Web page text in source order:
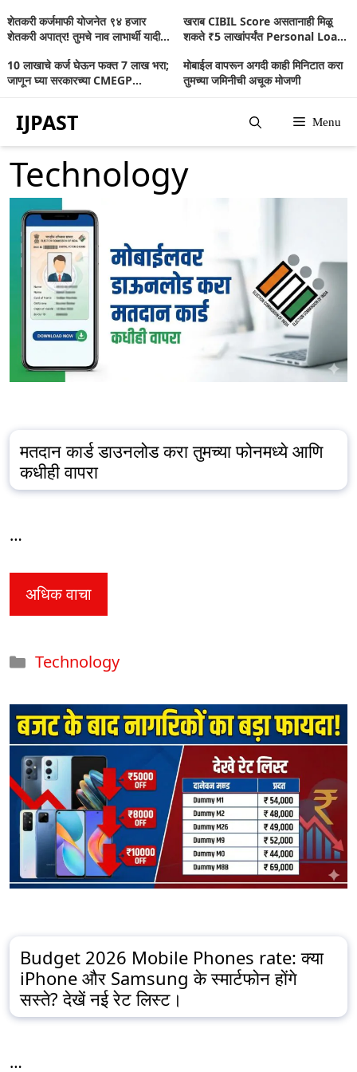
Skip
to
content
शेतकरी कर्जमाफी योजनेत ९४ हजार
शेतकरी अपात्र! तुमचे नाव लाभार्थी यादीत
खराब CIBIL Score असतानाही मिळू
शकते ₹5 लाखांपर्यंत Personal Loan;
10 लाखाचे कर्ज घेऊन फक्त 7 लाख भरा;
जाणून घ्या सरकारच्या CMEGP
मोबाईल वापरून अगदी काही मिनिटात करा
तुमच्या जमिनीची अचूक मोजणी
IJPAST Menu
Technology
मतदान कार्ड डाउनलोड करा तुमच्या फोनमध्ये आणि
कधीही वापरा
…
अधिक वाचा
Categories
Technology
Budget 2026 Mobile Phones rate: क्या
iPhone और Samsung के स्मार्टफोन होंगे
सस्ते? देखें नई रेट लिस्ट।
…